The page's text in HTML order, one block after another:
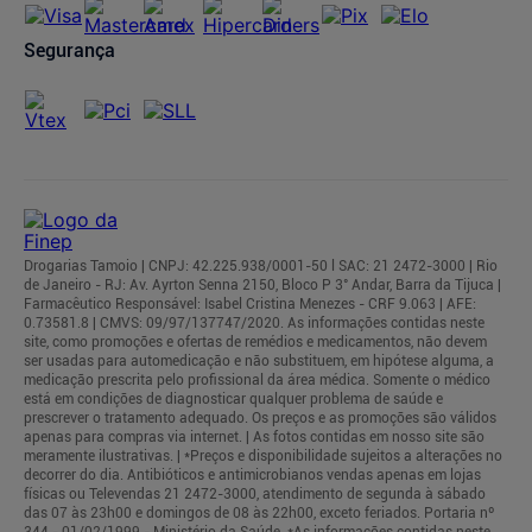
Segurança
Drogarias Tamoio | CNPJ: 42.225.938/0001-50 l SAC: 21 2472-3000 | Rio
de Janeiro - RJ: Av. Ayrton Senna 2150, Bloco P 3° Andar, Barra da Tijuca |
Farmacêutico Responsável: Isabel Cristina Menezes - CRF 9.063 | AFE:
0.73581.8 | CMVS: 09/97/137747/2020. As informações contidas neste
site, como promoções e ofertas de remédios e medicamentos, não devem
ser usadas para automedicação e não substituem, em hipótese alguma, a
medicação prescrita pelo profissional da área médica. Somente o médico
está em condições de diagnosticar qualquer problema de saúde e
prescrever o tratamento adequado. Os preços e as promoções são válidos
apenas para compras via internet. | As fotos contidas em nosso site são
meramente ilustrativas. | *Preços e disponibilidade sujeitos a alterações no
decorrer do dia. Antibióticos e antimicrobianos vendas apenas em lojas
físicas ou Televendas 21 2472-3000, atendimento de segunda à sábado
das 07 às 23h00 e domingos de 08 às 22h00, exceto feriados. Portaria nº